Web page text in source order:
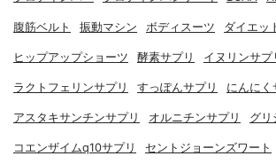
腹筋ベルト 振動マシン ボディスーツ ダイエッ
ヒップアップショーツ 酵素サプリ イヌリンサプ
ラクトフェリンサプリ すっぽんサプリ にんにく
アスタキサンチンサプリ オルニチンサプリ グリ
コエンザイムq10サプリ セントジョーンズワート